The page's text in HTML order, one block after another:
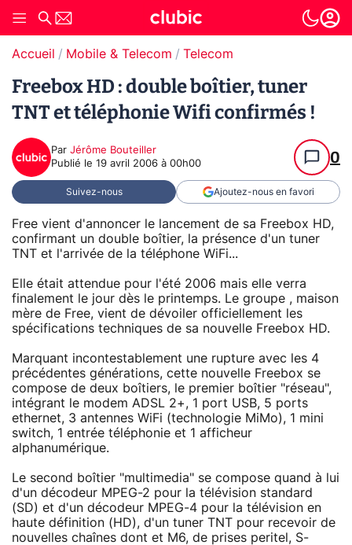
Accueil Mobile & Telecom Telecom
Freebox HD : double boîtier, tuner
TNT et téléphonie Wifi confirmés !
Par Jérôme Bouteiller
Publié le 19 avril 2006 à 00h00 0
Suivez-nous Ajoutez-nous en favori
Free vient d'annoncer le lancement de sa Freebox HD,
confirmant un double boîtier, la présence d'un tuner
TNT et l'arrivée de la téléphone WiFi...
Elle était attendue pour l'été 2006 mais elle verra
finalement le jour dès le printemps. Le groupe , maison
mère de Free, vient de dévoiler officiellement les
spécifications techniques de sa nouvelle Freebox HD.
Marquant incontestablement une rupture avec les 4
précédentes générations, cette nouvelle Freebox se
compose de deux boîtiers, le premier boîtier "réseau",
intégrant le modem ADSL 2+, 1 port USB, 5 ports
ethernet, 3 antennes WiFi (technologie MiMo), 1 mini
switch, 1 entrée téléphonie et 1 afficheur
alphanumérique.
Le second boîtier "multimedia" se compose quand à lui
d'un décodeur MPEG-2 pour la télévision standard
(SD) et d'un décodeur MPEG-4 pour la télévision en
haute définition (HD), d'un tuner TNT pour recevoir de
nouvelles chaînes dont et M6, de prises peritel, S-